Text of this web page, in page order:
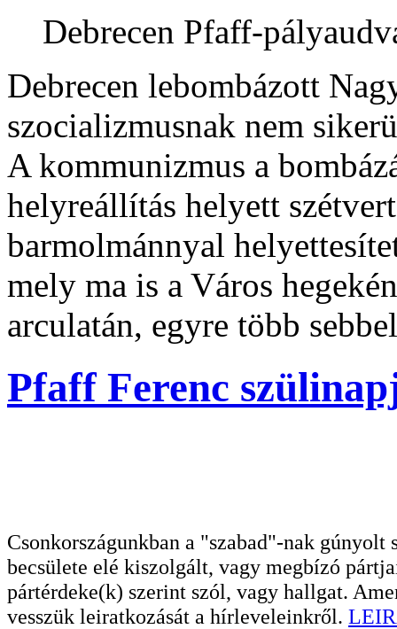
Debrecen Pfaff-
Debrecen lebombázott
szocializmusnak nem
A kommunizmus a
helyreállítás helyett
barmolmánnyal
mely ma is a Város
arculatán, egyre több
Pfaff Ferenc
Csonkországunkban a "szabad"-nak
becsülete elé kiszolgált, vagy megbízó
pártérdeke(k) szerint szól, vagy hallgat.
vesszük leiratkozását a hírleveleinkről.